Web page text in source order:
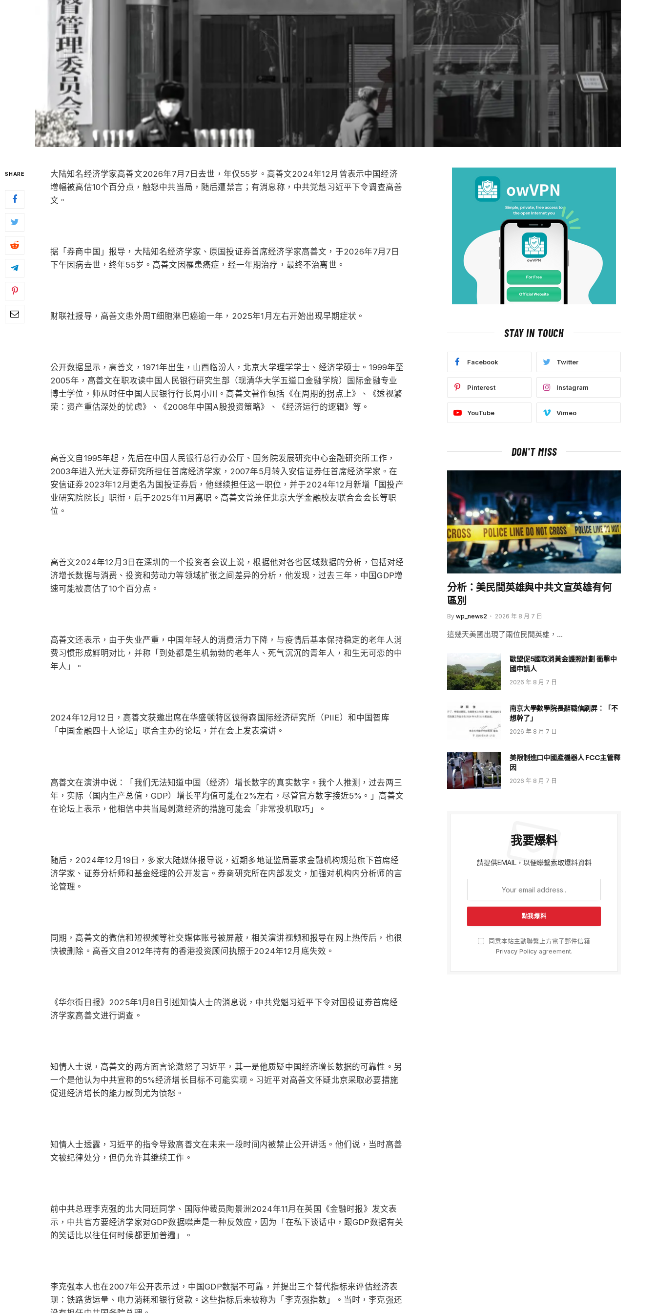
SHARE
大陆知名经济学家高善文2026年7月7日去世，年仅55岁。高善文2024年12月曾表示中国经济
增幅被高估10个百分点，触怒中共当局，随后遭禁言；有消息称，中共党魁习近平下令调查高善
文。
据「券商中国」报导，大陆知名经济学家、原国投证券首席经济学家高善文，于2026年7月7日
下午因病去世，终年55岁。高善文因罹患癌症，经一年期治疗，最终不治离世。
财联社报导，高善文患外周T细胞淋巴癌逾一年，2025年1月左右开始出现早期症状。
公开数据显示，高善文，1971年出生，山西临汾人，北京大学理学学士、经济学硕士。1999年至
2005年，高善文在职攻读中国人民银行研究生部（现清华大学五道口金融学院）国际金融专业
博士学位，师从时任中国人民银行行长周小川。高善文著作包括《在周期的拐点上》、《透视繁
荣：资产重估深处的忧虑》、《2008年中国A股投资策略》、《经济运行的逻辑》等。
高善文自1995年起，先后在中国人民银行总行办公厅、国务院发展研究中心金融研究所工作，
2003年进入光大证券研究所担任首席经济学家，2007年5月转入安信证券任首席经济学家。在
安信证券2023年12月更名为国投证券后，他继续担任这一职位，并于2024年12月新增「国投产
业研究院院长」职衔，后于2025年11月离职。高善文曾兼任北京大学金融校友联合会会长等职
位。
高善文2024年12月3日在深圳的一个投资者会议上说，根据他对各省区域数据的分析，包括对经
济增长数据与消费、投资和劳动力等领域扩张之间差异的分析，他发现，过去三年，中国GDP增
速可能被高估了10个百分点。
高善文还表示，由于失业严重，中国年轻人的消费活力下降，与疫情后基本保持稳定的老年人消
费习惯形成鲜明对比，并称「到处都是生机勃勃的老年人、死气沉沉的青年人，和生无可恋的中
年人」。
2024年12月12日，高善文获邀出席在华盛顿特区彼得森国际经济研究所（PIIE）和中国智库
「中国金融四十人论坛」联合主办的论坛，并在会上发表演讲。
高善文在演讲中说：「我们无法知道中国（经济）增长数字的真实数字。我个人推测，过去两三
年，实际（国内生产总值，GDP）增长平均值可能在2%左右，尽管官方数字接近5%。」高善文
在论坛上表示，他相信中共当局刺激经济的措施可能会「非常投机取巧」。
随后，2024年12月19日，多家大陆媒体报导说，近期多地证监局要求金融机构规范旗下首席经
济学家、证券分析师和基金经理的公开发言。券商研究所在内部发文，加强对机构内分析师的言
论管理。
同期，高善文的微信和短视频等社交媒体账号被屏蔽，相关演讲视频和报导在网上热传后，也很
快被删除。高善文自2012年持有的香港投资顾问执照于2024年12月底失效。
《华尔街日报》2025年1月8日引述知情人士的消息说，中共党魁习近平下令对国投证券首席经
济学家高善文进行调查。
知情人士说，高善文的两方面言论激怒了习近平，其一是他质疑中国经济增长数据的可靠性。另
一个是他认为中共宣称的5%经济增长目标不可能实现。习近平对高善文怀疑北京采取必要措施
促进经济增长的能力感到尤为愤怒。
知情人士透露，习近平的指令导致高善文在未来一段时间内被禁止公开讲话。他们说，当时高善
文被纪律处分，但仍允许其继续工作。
前中共总理李克强的北大同班同学、国际仲裁员陶景洲2024年11月在英国《金融时报》发文表
示，中共官方要经济学家对GDP数据噤声是一种反效应，因为「在私下谈话中，跟GDP数据有关
的笑话比以往任何时候都更加普遍」。
李克强本人也在2007年公开表示过，中国GDP数据不可靠，并提出三个替代指标来评估经济表
现：铁路货运量、电力消耗和银行贷款。这些指标后来被称为「李克强指数」。当时，李克强还
STAY IN TOUCH
Facebook Twitter
Pinterest Instagram
YouTube Vimeo
DON'T MISS
分析：美民間英雄與中共文宣英雄有何
區別
By wp_news2 2026 年 8 月 7 日
這幾天美國出現了兩位民間英雄，…
歐盟促5國取消黃金護照計劃 衝擊中
國申請人
2026 年 8 月 7 日
南京大學數學院長辭職信刷屏：「不
想幹了」
2026 年 8 月 7 日
美限制進口中國產機器人 FCC主管釋
因
2026 年 8 月 7 日
我要爆料
請提供EMAIL，以便聯繫索取爆料資料
同意本站主動聯繫上方電子郵件信箱
Privacy Policyagreement.